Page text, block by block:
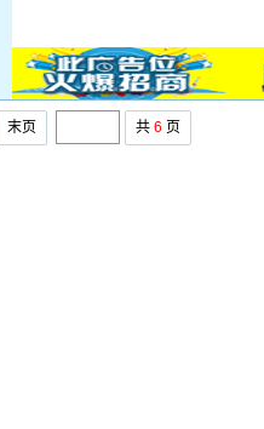
末页 共 6 页